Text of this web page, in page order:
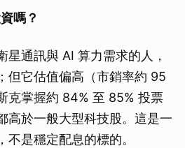
嗎？
星通訊與 AI 算力需求的人，
但它估值偏高（市銷率約 95
克掌握約 84% 至 85% 投票
高於一般大型科技股。這是一
是穩定配息的標的。